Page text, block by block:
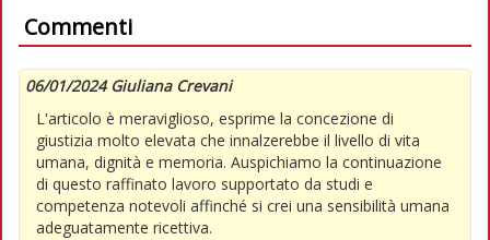
Commenti
06/01/2024 Giuliana Crevani
L'articolo è meraviglioso, esprime la concezione di
giustizia molto elevata che innalzerebbe il livello di vita
umana, dignità e memoria. Auspichiamo la continuazione
di questo raffinato lavoro supportato da studi e
competenza notevoli affinché si crei una sensibilità umana
adeguatamente ricettiva.